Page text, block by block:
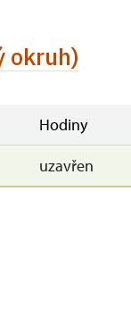
okruh)
Hodiny
uzavřen